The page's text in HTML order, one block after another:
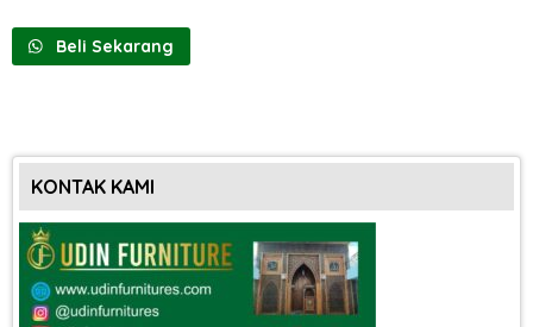
Beli Sekarang
KONTAK KAMI